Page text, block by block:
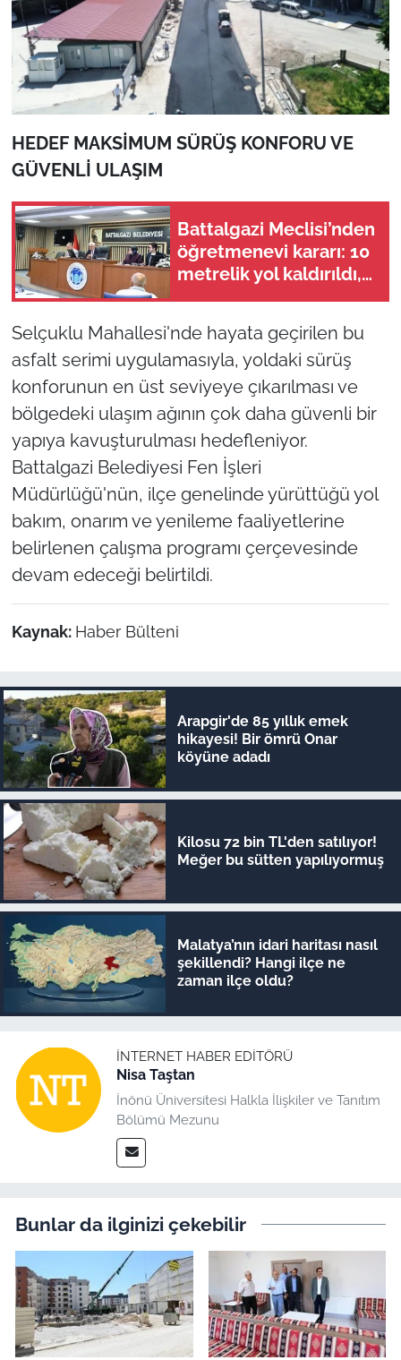
HEDEF MAKSİMUM SÜRÜŞ KONFORU VE
GÜVENLİ ULAŞIM
Battalgazi Meclisi’nden
öğretmenevi kararı: 10
metrelik yol kaldırıldı,
sınırlar yeniden çizildi
Selçuklu Mahallesi'nde hayata geçirilen bu
asfalt serimi uygulamasıyla, yoldaki sürüş
konforunun en üst seviyeye çıkarılması ve
bölgedeki ulaşım ağının çok daha güvenli bir
yapıya kavuşturulması hedefleniyor.
Battalgazi Belediyesi Fen İşleri
Müdürlüğü'nün, ilçe genelinde yürüttüğü yol
bakım, onarım ve yenileme faaliyetlerine
belirlenen çalışma programı çerçevesinde
devam edeceği belirtildi.
Kaynak: Haber Bülteni
Arapgir'de 85 yıllık emek
hikayesi! Bir ömrü Onar
köyüne adadı
Kilosu 72 bin TL'den satılıyor!
Meğer bu sütten yapılıyormuş
Malatya’nın idari haritası nasıl
şekillendi? Hangi ilçe ne
zaman ilçe oldu?
İNTERNET HABER EDITÖRÜ
Nisa Taştan
İnönü Üniversitesi Halkla İlişkiler ve Tanıtım
Bölümü Mezunu
Bunlar da ilginizi çekebilir